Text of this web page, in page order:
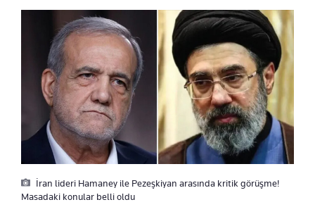
İran lideri Hamaney ile Pezeşkiyan arasında kritik görüşme!
Masadaki konular belli oldu